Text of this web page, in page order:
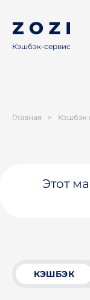
Кэшбэк-сервис
Главная > Кэшбэк
Этот
КЭШБЭК